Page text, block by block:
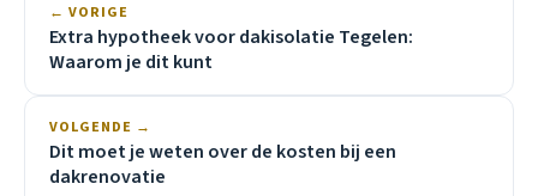
← VORIGE
Extra hypotheek voor dakisolatie Tegelen:
Waarom je dit kunt
VOLGENDE →
Dit moet je weten over de kosten bij een
dakrenovatie